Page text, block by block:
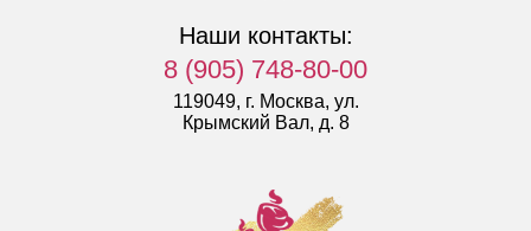
Наши контакты:
8 (905) 748-80-00
119049, г. Москва, ул.
Крымский Вал, д. 8